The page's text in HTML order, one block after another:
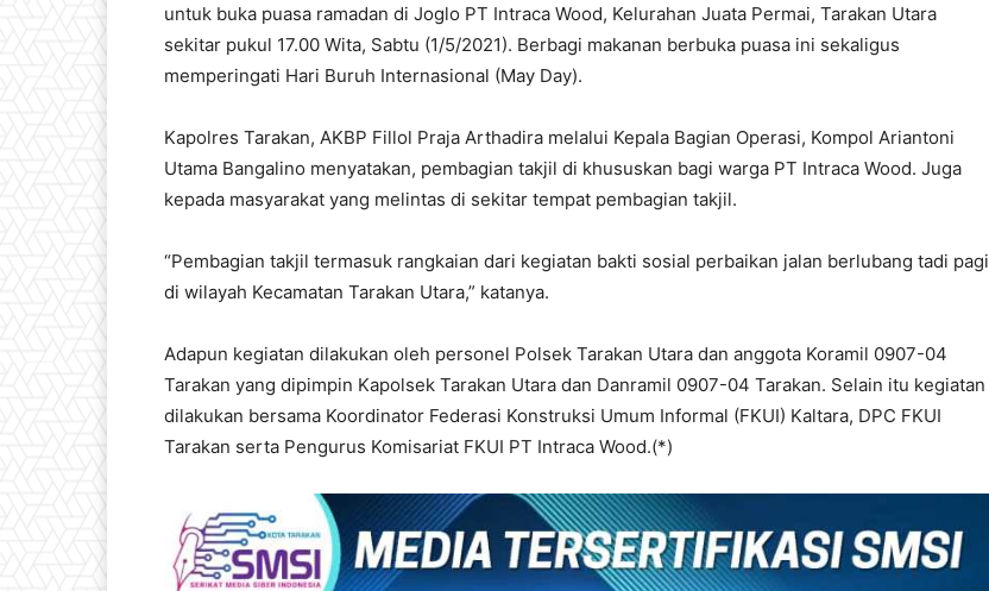
untuk buka puasa ramadan di Joglo PT Intraca Wood, Kelurahan Juata Permai, Tarakan Utara
sekitar pukul 17.00 Wita, Sabtu (1/5/2021). Berbagi makanan berbuka puasa ini sekaligus
memperingati Hari Buruh Internasional (May Day).
Kapolres Tarakan, AKBP Fillol Praja Arthadira melalui Kepala Bagian Operasi, Kompol Ariantoni
Utama Bangalino menyatakan, pembagian takjil di khususkan bagi warga PT Intraca Wood. Juga
kepada masyarakat yang melintas di sekitar tempat pembagian takjil.
“Pembagian takjil termasuk rangkaian dari kegiatan bakti sosial perbaikan jalan berlubang tadi pagi
di wilayah Kecamatan Tarakan Utara,” katanya.
Adapun kegiatan dilakukan oleh personel Polsek Tarakan Utara dan anggota Koramil 0907-04
Tarakan yang dipimpin Kapolsek Tarakan Utara dan Danramil 0907-04 Tarakan. Selain itu kegiatan
dilakukan bersama Koordinator Federasi Konstruksi Umum Informal (FKUI) Kaltara, DPC FKUI
Tarakan serta Pengurus Komisariat FKUI PT Intraca Wood.(*)